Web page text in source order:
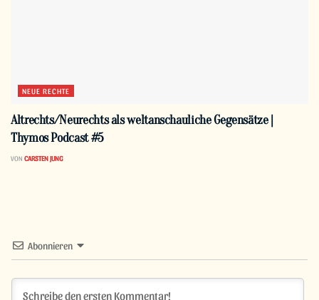
NEUE RECHTE
Altrechts/Neurechts als weltanschauliche Gegensätze |
Thymos Podcast #5
VON CARSTEN JUNG
Abonnieren